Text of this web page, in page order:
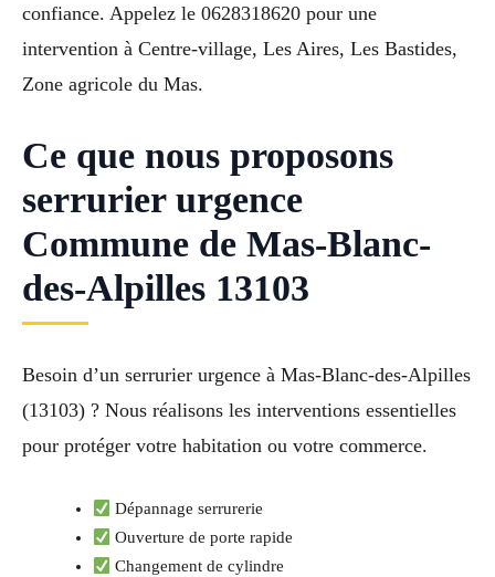
confiance. Appelez le 0628318620 pour une
intervention à Centre-village, Les Aires, Les Bastides,
Zone agricole du Mas.
Ce que nous proposons
serrurier urgence
Commune de Mas-Blanc-
des-Alpilles 13103
Besoin d’un serrurier urgence à Mas-Blanc-des-Alpilles
(13103) ? Nous réalisons les interventions essentielles
pour protéger votre habitation ou votre commerce.
Dépannage serrurerie
Ouverture de porte rapide
Changement de cylindre